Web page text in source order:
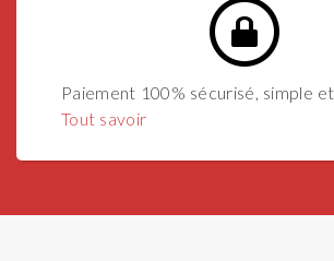
Paiement 100% sécurisé, simple
Tout savoir